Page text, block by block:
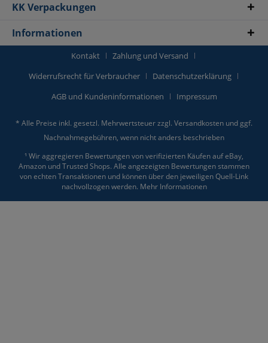
KK Verpackungen
Informationen
Kontakt
Zahlung und Versand
Widerrufsrecht für Verbraucher
Datenschutzerklärung
AGB und Kundeninformationen
Impressum
* Alle Preise inkl. gesetzl. Mehrwertsteuer zzgl. Versandkosten und ggf.
Nachnahmegebühren, wenn nicht anders beschrieben
¹ Wir aggregieren Bewertungen von verifizierten Käufen auf eBay,
Amazon und Trusted Shops. Alle angezeigten Bewertungen stammen
von echten Transaktionen und können über den jeweiligen Quell-Link
nachvollzogen werden. Mehr Informationen